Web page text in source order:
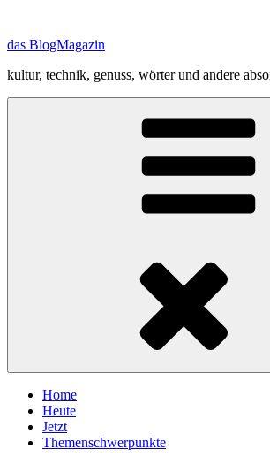
springen
das BlogMagazin
kultur, technik, genuss, wörter und andere
Home
Heute
Jetzt
Themenschwerpunkte